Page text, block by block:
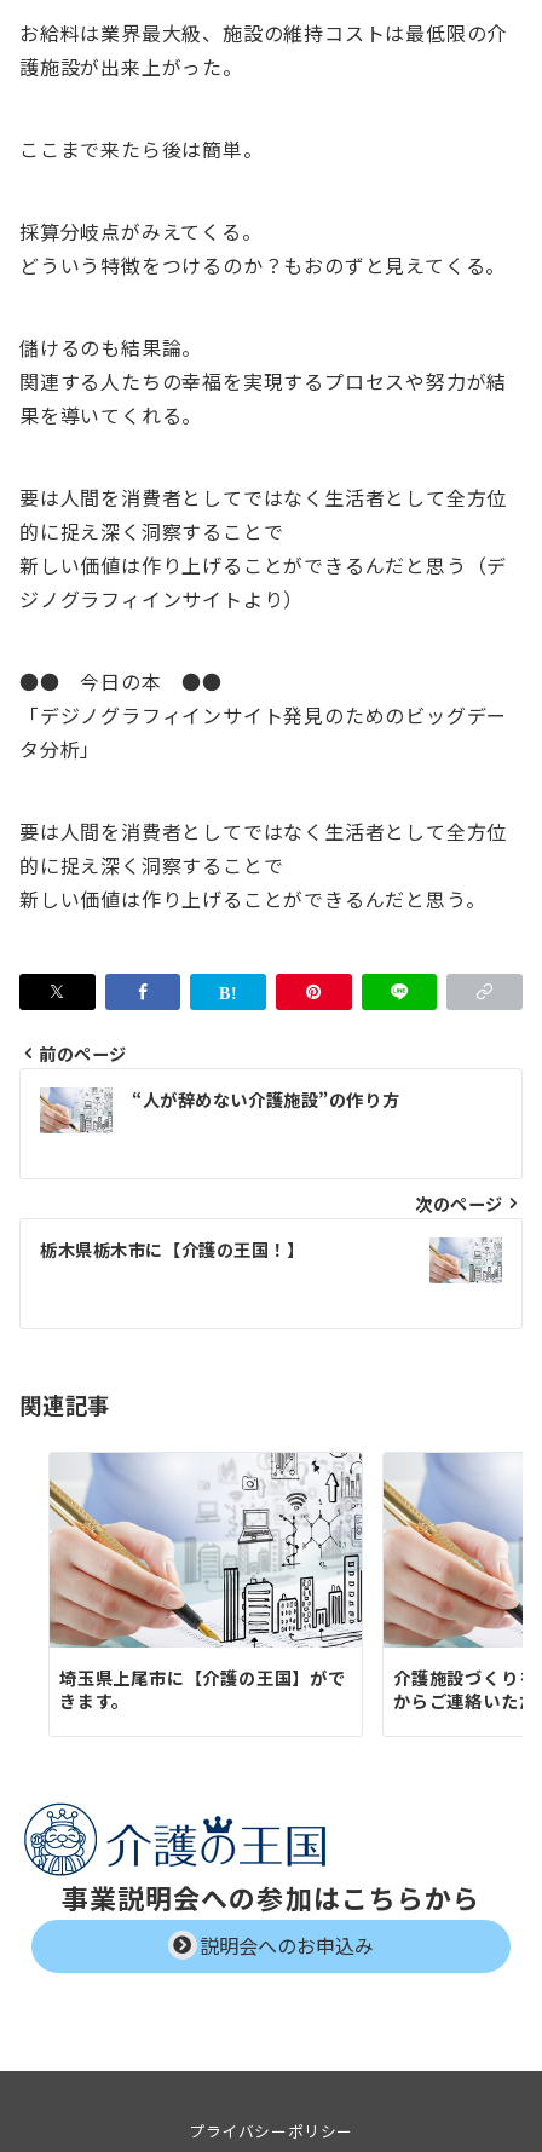
お給料は業界最大級、施設の維持コストは最低限の介
護施設が出来上がった。
ここまで来たら後は簡単。
採算分岐点がみえてくる。
どういう特徴をつけるのか？もおのずと見えてくる。
儲けるのも結果論。
関連する人たちの幸福を実現するプロセスや努力が結
果を導いてくれる。
要は人間を消費者としてではなく生活者として全方位
的に捉え深く洞察することで
新しい価値は作り上げることができるんだと思う（デ
ジノグラフィインサイトより）
●● 今日の本 ●●
「デジノグラフィインサイト発見のためのビッグデー
タ分析」
要は人間を消費者としてではなく生活者として全方位
的に捉え深く洞察することで
新しい価値は作り上げることができるんだと思う。
投
稿
ナ
ビ
ゲ
シ
ン
前のページ
“人が辞めない介護施設”の作り方
次のページ
栃木県栃木市に【介護の王国！】
関連記事
埼玉県上尾市に【介護の王国】がで
きます。
介護施設づくり
からご連絡いただ
事業説明会への参加はこちらから
説明会へのお申込み
プライバシーポリシー